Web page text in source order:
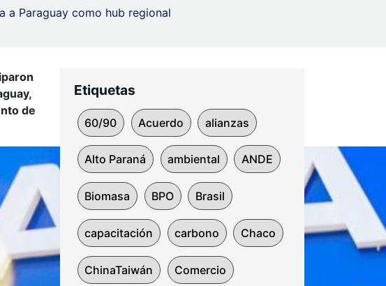
a Paraguay como hub regional
de
Etiquetas
60/90 Acuerdo alianzas
Alto Paraná ambiental ANDE
Biomasa BPO Brasil
capacitación carbono Chaco
ChinaTaiwán Comercio